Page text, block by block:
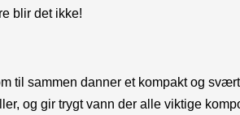
blir det ikke!
til sammen danner et kompakt og
og gir trygt vann der alle viktige